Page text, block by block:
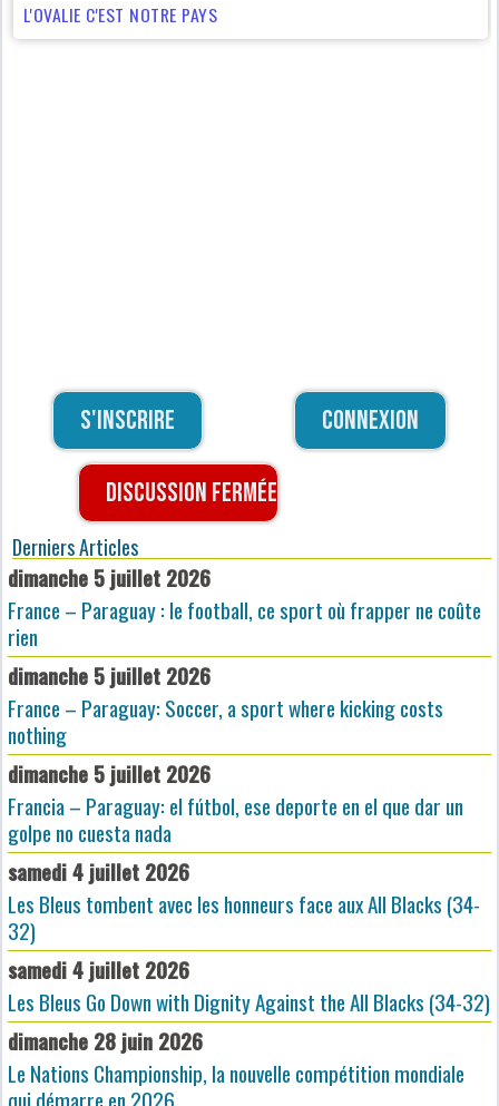
L'OVALIE C'EST NOTRE PAYS
S'inscrire Connexion
Discussion fermée
Derniers Articles
dimanche 5 juillet 2026
France – Paraguay : le football, ce sport où frapper ne coûte
rien
dimanche 5 juillet 2026
France – Paraguay: Soccer, a sport where kicking costs
nothing
dimanche 5 juillet 2026
Francia – Paraguay: el fútbol, ese deporte en el que dar un
golpe no cuesta nada
samedi 4 juillet 2026
Les Bleus tombent avec les honneurs face aux All Blacks (34-
32)
samedi 4 juillet 2026
Les Bleus Go Down with Dignity Against the All Blacks (34-32)
dimanche 28 juin 2026
Le Nations Championship, la nouvelle compétition mondiale
qui démarre en 2026